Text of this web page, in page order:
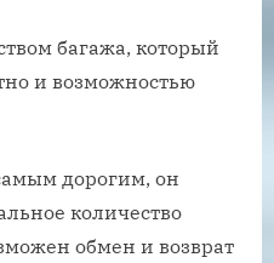
багажа, который
и возможностью
дорогим, он
количество
обмен и возврат